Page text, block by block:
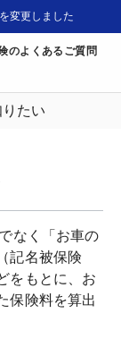
変更しました
のよくあるご質問
たい
なく「お車の
記名被保険
をもとに、お
保険料を算出